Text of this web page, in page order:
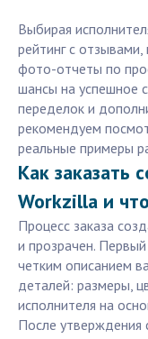
Выбирая
рейтинг с
фото-отчеты по
шансы на успешное
переделок и
рекомендуем
реальные примеры
Как заказать
Workzilla и
Процесс заказа
и прозрачен.
четким описанием
деталей: размеры,
исполнителя на
После утверждения